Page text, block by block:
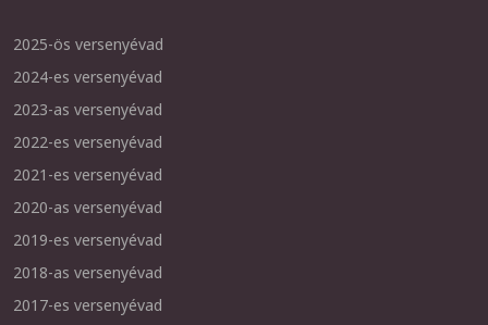
2025-ös versenyévad
2024-es versenyévad
2023-as versenyévad
2022-es versenyévad
2021-es versenyévad
2020-as versenyévad
2019-es versenyévad
2018-as versenyévad
2017-es versenyévad